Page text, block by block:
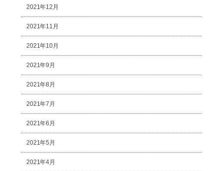
2021年12月
2021年11月
2021年10月
2021年9月
2021年8月
2021年7月
2021年6月
2021年5月
2021年4月